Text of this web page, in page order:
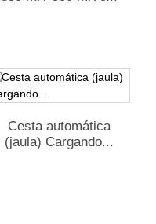
Cesta automática
(jaula) Cargando...